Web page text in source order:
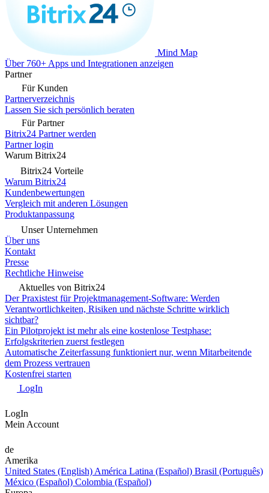
Mind Map
Über 760+ Apps und Integrationen anzeigen
Partner
Für Kunden
Partnerverzeichnis
Lassen Sie sich persönlich beraten
Für Partner
Bitrix24 Partner werden
Partner login
Warum Bitrix24
Bitrix24 Vorteile
Warum Bitrix24
Kundenbewertungen
Vergleich mit anderen Lösungen
Produktanpassung
Unser Unternehmen
Über uns
Kontakt
Presse
Rechtliche Hinweise
Aktuelles von Bitrix24
Der Praxistest für Projektmanagement-Software: Werden
Verantwortlichkeiten, Risiken und nächste Schritte wirklich
sichtbar?
Ein Pilotprojekt ist mehr als eine kostenlose Testphase:
Erfolgskriterien zuerst festlegen
Automatische Zeiterfassung funktioniert nur, wenn Mitarbeitende
dem Prozess vertrauen
Kostenfrei starten
LogIn
LogIn
Mein Account
de
Amerika
United States (English) América Latina (Español) Brasil (Português)
México (Español) Colombia (Español)